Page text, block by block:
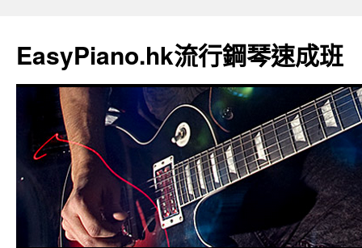
EasyPiano.hk流行鋼琴速成班